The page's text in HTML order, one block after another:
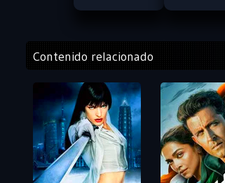
Contenido relacionado